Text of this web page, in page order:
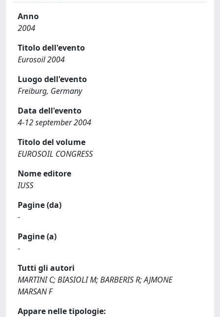
Anno
2004
Titolo dell'evento
Eurosoil 2004
Luogo dell'evento
Freiburg, Germany
Data dell'evento
4-12 september 2004
Titolo del volume
EUROSOIL CONGRESS
Nome editore
IUSS
Pagine (da)
-
Pagine (a)
-
Tutti gli autori
MARTINI C; BIASIOLI M; BARBERIS R; AJMONE
MARSAN F
Appare nelle tipologie: